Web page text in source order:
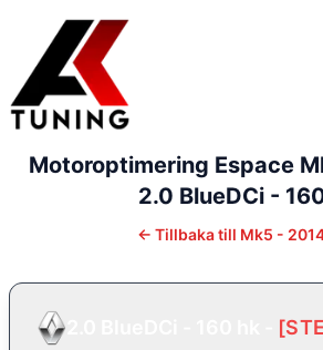
Motoroptimering Espace
2.0 BlueDCi -
← Tillbaka till Mk5 -
[